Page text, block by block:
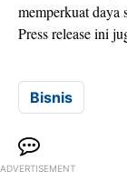
memperkuat daya
Press release ini
Bisnis
ADVERTISEMENT